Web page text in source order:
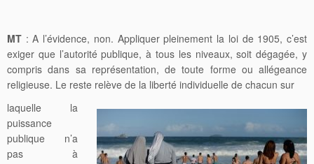
MT : A l’évidence, non. Appliquer pleinement la loi de 1905, c’est
exiger que l’autorité publique, à tous les niveaux, soit dégagée, y
compris dans sa représentation, de toute forme ou allégeance
religieuse. Le reste relève de la liberté individuelle de chacun sur
laquelle la
puissance
publique n’a
pas à